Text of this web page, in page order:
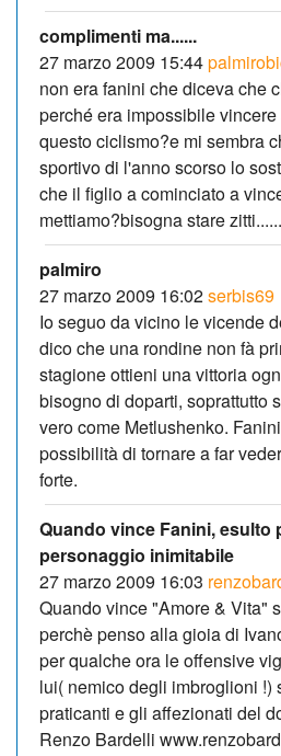
complimenti ma......
27 marzo 2009 15:44
non era fanini che diceva che
perché era impossibile
questo ciclismo?e mi sembra
sportivo di l'anno scorso lo
che il figlio a cominciato a
mettiamo?bisogna stare zitti......
palmiro
27 marzo 2009 16:02serbis69
Io seguo da vicino le vicende
dico che una rondine non fà
stagione ottieni una vittoria
bisogno di doparti, soprattutto
vero come Metlushenko.
possibilità di tornare a far
forte.
Quando vince Fanini,
personaggio inimitabile
27 marzo 2009 16:03
Quando vince "Amore & Vita"
perchè penso alla gioia di
per qualche ora le offensive
lui( nemico degli imbroglioni !)
praticanti e gli affezionati del
Renzo Bardelli